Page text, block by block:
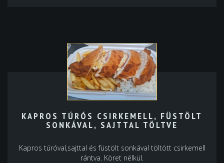
KAPROS TÚRÓS CSIRKEMELL, FÜSTÖLT
SONKÁVAL, SAJTTAL TÖLTVE
Kapros túróval,sajttal és füstölt sonkával töltött csirkemell
rántva. Köret nélkül.